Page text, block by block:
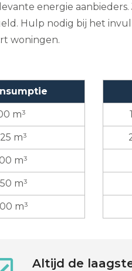
energie
Hulp nodig bij het
woningen.
m³
m³
m³
m³
m³
Altijd de